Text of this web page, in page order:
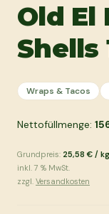
Old El
Shells
Wraps & Tacos
Nettofüllmenge:
Grundpreis: 25,58 € / kg
inkl. 7 % MwSt.
zzgl. Versandkosten